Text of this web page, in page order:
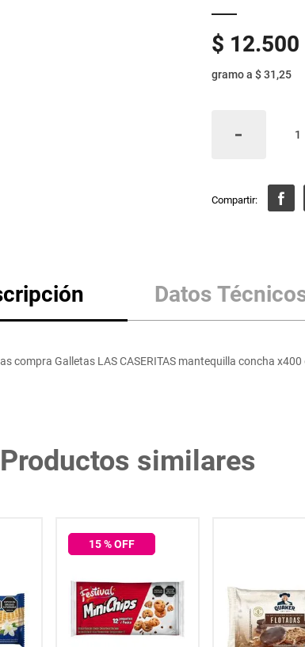
$ 12.500
gramoa $ 31,25
Datos
compra Galletas LAS CASERITAS mantequilla concha x400
Productos similares
15% OFF